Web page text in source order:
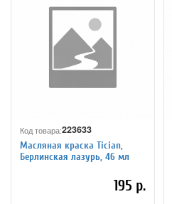
Код товара:223633
Масляная краска Tician,
Берлинская лазурь, 46 мл
195 р.